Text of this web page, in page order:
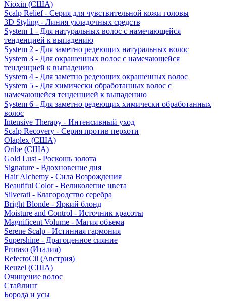
Nioxin (США)
Scalp Relief - Серия для чувствительной кожи головы
3D Styling - Линия укладочных средств
System 1 - Для натуральных волос с намечающейся
тенденцией к выпадению
System 2 - Для заметно редеющих натуральных волос
System 3 - Для окрашенных волос с намечающейся
тенденцией к выпадению
System 4 - Для заметно редеющих окрашенных волос
System 5 - Для химически обработанных волос с
намечающейся тенденцией к выпадению
System 6 - Для заметно редеющих химически обработанных
волос
Intensive Therapy - Интенсивный уход
Scalp Recovery - Серия против перхоти
Olaplex (США)
Oribe (США)
Gold Lust - Роскошь золота
Signature - Вдохновение дня
Hair Alchemy - Сила Возрождения
Beautiful Color - Великолепие цвета
Silverati - Благородство серебра
Bright Blonde - Яркий блонд
Moisture and Control - Источник красоты
Magnificent Volume - Магия объема
Serene Scalp - Истинная гармония
Supershine - Драгоценное сияние
Proraso (Италия)
RefectoCil (Австрия)
Reuzel (США)
Очищение волос
Стайлинг
Борода и усы